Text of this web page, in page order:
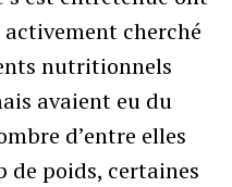
activement cherché
nutritionnels
avaient eu du
d’entre elles
de poids, certaines